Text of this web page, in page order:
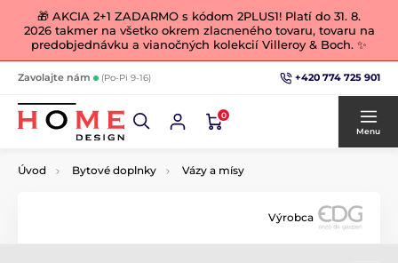
🎁 AKCIA 2+1 ZADARMO s kódom 2PLUS1! Platí do 31. 8.
2026 takmer na všetko okrem zlacneného tovaru, tovaru na
predobjednávku a vianočných kolekcií Villeroy & Boch. ✨
Zavolajte nám (Po-Pi 9-16) +420 774 725 901
0
Menu
Úvod Bytové doplnky Vázy a mísy
Výrobca